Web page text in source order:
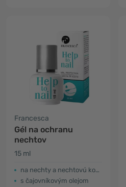
Francesca
Gél na ochranu
nechtov
15 ml
na nechty a nechtovú kožtičku
s čajovníkovým olejom